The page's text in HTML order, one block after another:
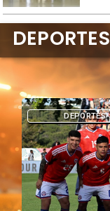
DEPORTES
DEPORTES